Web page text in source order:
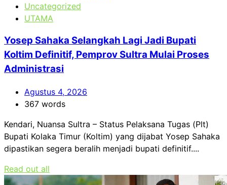
Uncategorized
UTAMA
Yosep Sahaka Selangkah Lagi Jadi Bupati
Koltim Definitif, Pemprov Sultra Mulai Proses
Administrasi
Agustus 4, 2026
367 words
Kendari, Nuansa Sultra – Status Pelaksana Tugas (Plt)
Bupati Kolaka Timur (Koltim) yang dijabat Yosep Sahaka
dipastikan segera beralih menjadi bupati definitif....
Read out all